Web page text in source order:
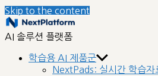
Skip to the content
AI 솔루션 플랫폼
학습용 AI 제품군
NextPads: 실시간 학습자